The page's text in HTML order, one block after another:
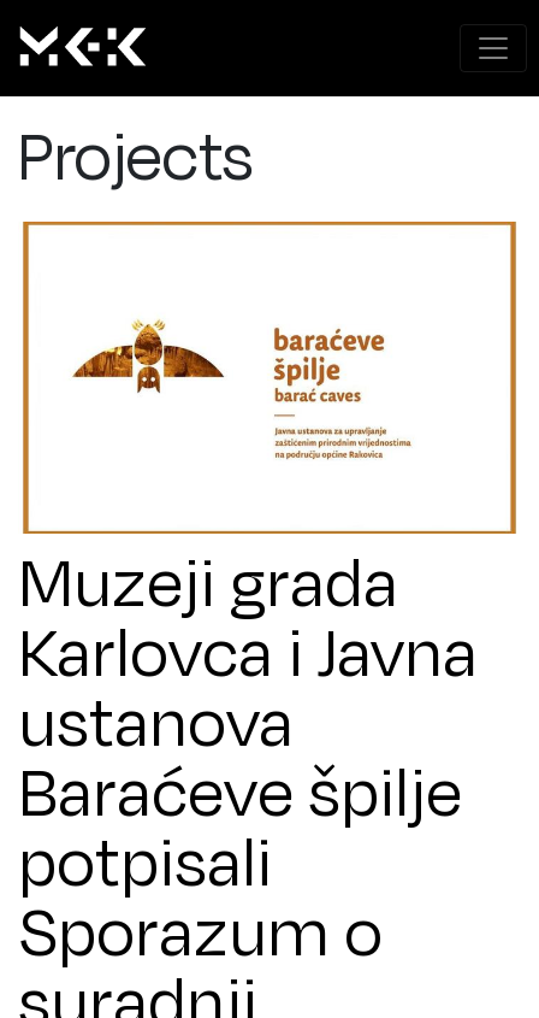
Projects
Muzeji grada
Karlovca i Javna
ustanova
Baraćeve špilje
potpisali
Sporazum o